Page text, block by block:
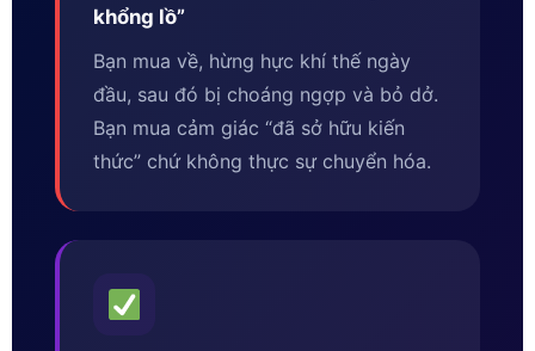
khổng lồ”
Bạn mua về, hừng hực khí thế ngày
đầu, sau đó bị choáng ngợp và bỏ dở.
Bạn mua cảm giác “đã sở hữu kiến
thức” chứ không thực sự chuyển hóa.